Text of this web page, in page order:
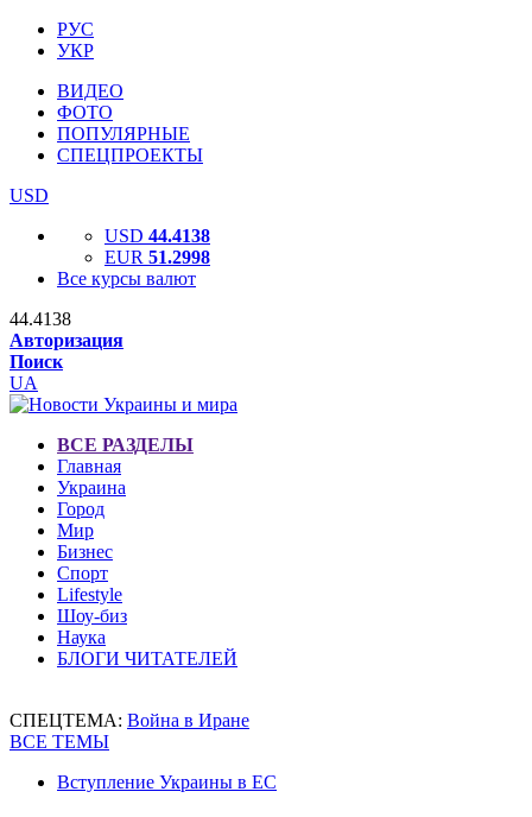
РУС
УКР
ВИДЕО
ФОТО
ПОПУЛЯРНЫЕ
СПЕЦПРОЕКТЫ
USD
USD 44.4138
EUR 51.2998
Все курсы валют
44.4138
Авторизация
Поиск
UA
ВСЕ РАЗДЕЛЫ
Главная
Украина
Город
Мир
Бизнес
Спорт
Lifestyle
Шоу-биз
Наука
БЛОГИ ЧИТАТЕЛЕЙ
СПЕЦТЕМА: Война в Иране
ВСЕ ТЕМЫ
Вступление Украины в ЕС